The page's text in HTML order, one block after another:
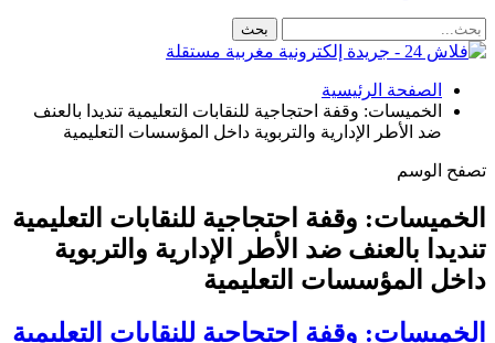
الصفحة الرئيسية
الخميسات: وقفة احتجاجية للنقابات التعليمية تنديدا بالعنف
ضد الأطر الإدارية والتربوية داخل المؤسسات التعليمية
تصفح الوسم
الخميسات: وقفة احتجاجية للنقابات التعليمية
تنديدا بالعنف ضد الأطر الإدارية والتربوية
داخل المؤسسات التعليمية
الخميسات: وقفة احتجاجية للنقابات التعليمية